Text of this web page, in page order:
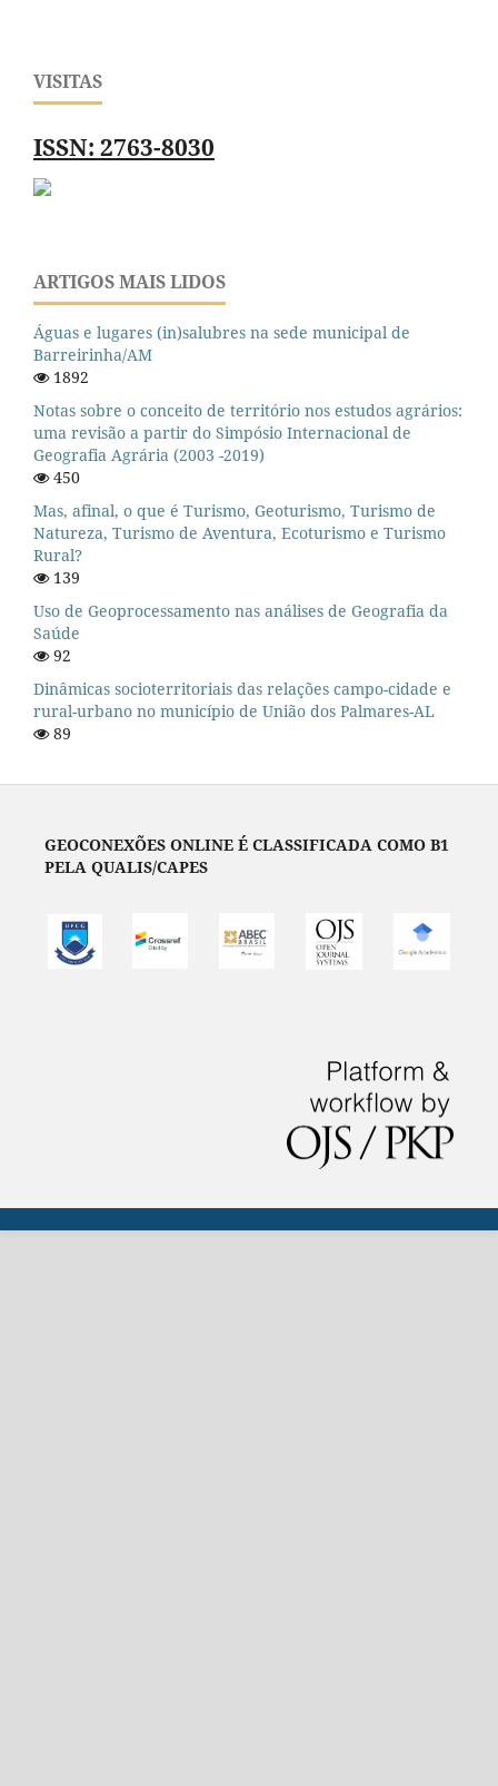
VISITAS
ISSN: 2763-8030
ARTIGOS MAIS LIDOS
Águas e lugares (in)salubres na sede municipal de
Barreirinha/AM
1892
Notas sobre o conceito de território nos estudos agrários:
uma revisão a partir do Simpósio Internacional de
Geografia Agrária (2003 -2019)
450
Mas, afinal, o que é Turismo, Geoturismo, Turismo de
Natureza, Turismo de Aventura, Ecoturismo e Turismo
Rural?
139
Uso de Geoprocessamento nas análises de Geografia da
Saúde
92
Dinâmicas socioterritoriais das relações campo-cidade e
rural-urbano no município de União dos Palmares-AL
89
GEOCONEXÕES ONLINE É CLASSIFICADA COMO B1
PELA QUALIS/CAPES